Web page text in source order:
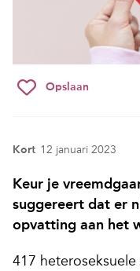
Opslaan
Kort 12 januari 2023
Keur je
suggereert dat er
opvatting aan het
417